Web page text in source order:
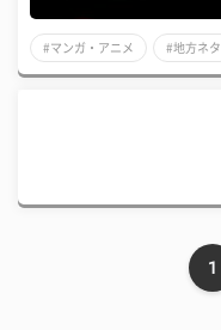
#マンガ・アニメ #地方ネタ
1